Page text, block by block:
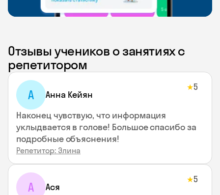
Отзывы учеников о занятиях с
репетитором
А Анна Кейян
★5
Наконец чувствую, что информация
уклыдвается в голове! Большое спасибо за
подробные объяснения!
Репетитор: Элина
А Ася
★5